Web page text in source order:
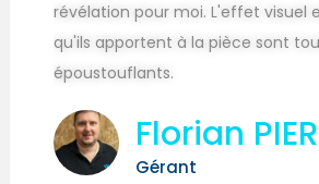
révélation pour moi. L'effet visuel
qu'ils apportent à la pièce sont
époustouflants.
Florian
Gérant